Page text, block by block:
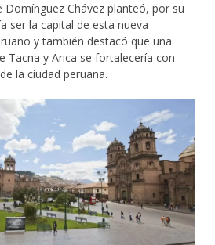
Domínguez Chávez planteó, por su
ser la capital de esta nueva
y también destacó que una
Tacna y Arica se fortalecería con
la ciudad peruana.